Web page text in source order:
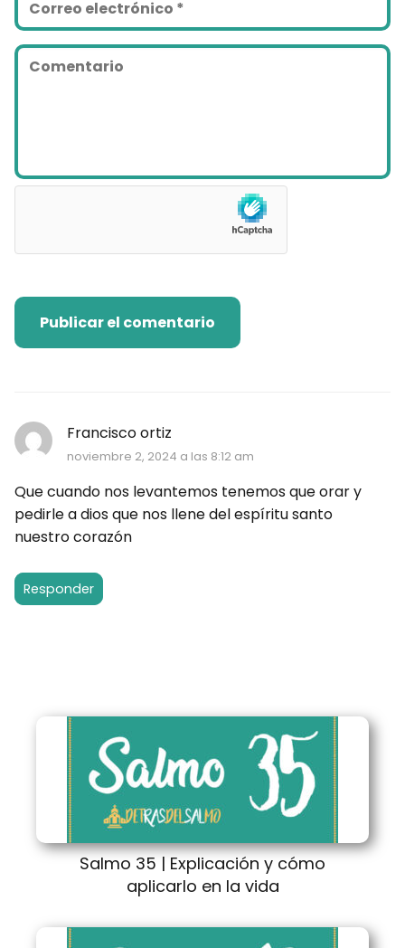
Francisco ortiz
noviembre 2, 2024 a las 8:12 am
Que cuando nos levantemos tenemos que orar y
pedirle a dios que nos llene del espíritu santo
nuestro corazón
Responder
Salmo 35 | Explicación y cómo
aplicarlo en la vida